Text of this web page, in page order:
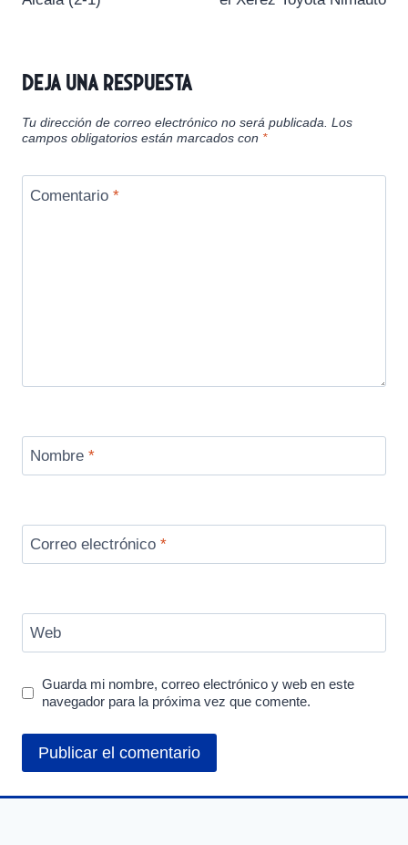
Deja una respuesta
Tu dirección de correo electrónico no será publicada. Los
campos obligatorios están marcados con *
Comentario *
Nombre *
Correo electrónico *
Web
Guarda mi nombre, correo electrónico y web en este
navegador para la próxima vez que comente.